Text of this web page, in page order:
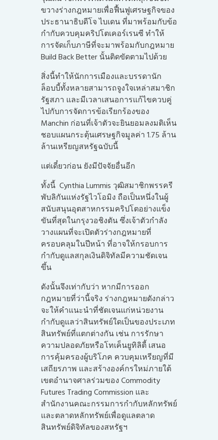
ขวางร่างกฎหมายเพื่อฟื้นฟูเศรษฐกิจของ
ประธานาธิบดีโจ ไบเดน ที่มาพร้อมกับข้อ
กำกับควบคุมคริปโตเคอร์เรนซี ทำให้
การจัดเก็บภาษีที่จะมาพร้อมกับกฎหมาย
Build Back Better นั้นติดขัดตามไปด้วย
สิ่งนี้ทำให้นักการเมืองและบรรดานัก
ล็อบบี้ทั้งหลายสามารถจูงใจเหล่าสมาชิก
รัฐสภา และมีเวลาเสนอการแก้ไขควบคู่
ไปกับการจัดการข้อเรียกร้องของ
Manchin ก่อนที่เจ้าตัวจะยินยอมลงมติเห็น
ชอบแผนกระตุ้นเศรษฐกิจมูลค่า 1.75 ล้าน
ล้านเหรียญสหรัฐฉบับนี้
แต่เดี๋ยวก่อน ยังมีปัจจัยอื่นอีก
ทั้งนี้ Cynthia Lummis วุฒิสมาชิกพรรครี
พับลิกันแห่งรัฐไวโอมิง ถือเป็นหนึ่งในผู้
สนับสนุนอุตสาหกรรมคริปโตอย่างแข็ง
ขันที่สุดในกรุงวอชิงตัน ซึ่งเจ้าตัวกำลัง
วางแผนที่จะเปิดตัวร่างกฎหมายที่
ครอบคลุมในปีหน้า ที่อาจให้กรอบการ
กำกับดูแลสกุลเงินดิจิทัลมีความชัดเจน
ขึ้น
ดังนั้นจึงเท่ากับว่า หากมีการออก
กฎหมายที่ว่านี้จริง ร่างกฎหมายดังกล่าว
จะให้คำแนะนำที่ชัดเจนแก่หน่วยงาน
กำกับดูแลว่าสินทรัพย์ใดเป็นของประเภท
สินทรัพย์ที่แตกต่างกัน เช่น การรักษา
ความปลอดภัยหรือโทเค็นยูทิลิตี้ เสนอ
การคุ้มครองผู้บริโภค ควบคุมเหรียญที่มี
เสถียรภาพ และสร้างองค์กรใหม่ภายใต้
เขตอำนาจศาลร่วมของ Commodity
Futures Trading Commission และ
สำนักงานคณะกรรมการกำกับหลักทรัพย์
และตลาดหลักทรัพย์เพื่อดูแลตลาด
สินทรัพย์ดิจิทัลของสหรัฐฯ